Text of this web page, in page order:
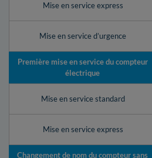
Mise en service express
Mise en service d’urgence
Première mise en service du compteur
électrique
Mise en service standard
Mise en service express
Changement de nom du compteur sans